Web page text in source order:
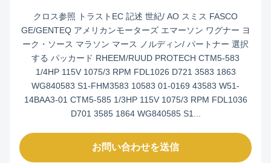
クロス参照 トラストEC 記述 世紀/ AO スミス FASCO
GE/GENTEQ アメリカンモーターズ エマーソン ワグナー ヨ
ーク・ソース マラソン マース ノルディン/ パートナー 選択
する パッカード RHEEM/RUUD PROTECH CTM5-583
1/4HP 115V 1075/3 RPM FDL1026 D721 3583 1863
WG840583 S1-FHM3583 10583 01-0169 43583 W51-
14BAA3-01 CTM5-585 1/3HP 115V 1075/3 RPM FDL1036
D701 3585 1864 WG840585 S1...
お問い合わせを送信